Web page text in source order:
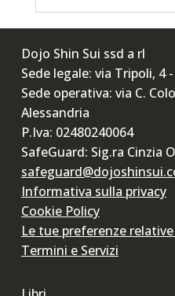
Dojo Shin Sui ssd a rl
Sede legale: via Tripoli, 4
Sede operativa: via C.
Alessandria
P.Iva: 02480240064
SafeGuard: Sig.ra Cinzia
Informativa sulla privacy
Cookie Policy
Le tue preferenze
Termini e Servizi